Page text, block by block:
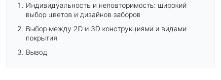
Индивидуальность и неповторимость: широкий
выбор цветов и дизайнов заборов
Выбор между 2D и 3D конструкциями и видами
покрытия
Вывод